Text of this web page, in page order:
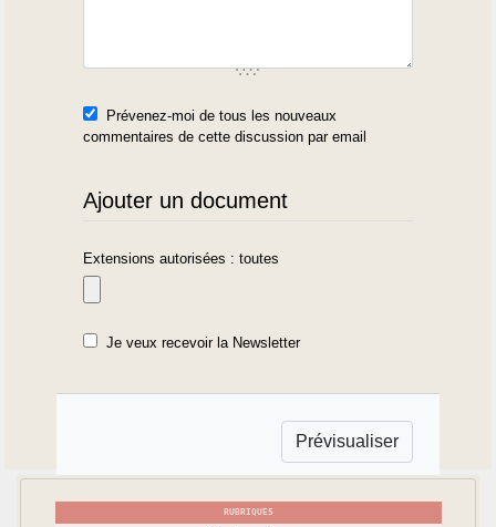
Prévenez-moi de tous les nouveaux
commentaires de cette discussion par email
Ajouter un document
Extensions autorisées : toutes
Je veux recevoir la Newsletter
RUBRIQUES